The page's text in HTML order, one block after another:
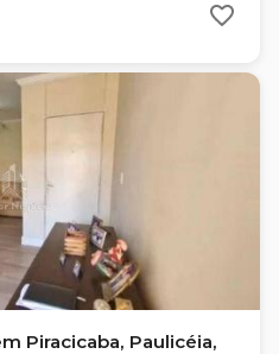
Piracicaba, Paulicéia,